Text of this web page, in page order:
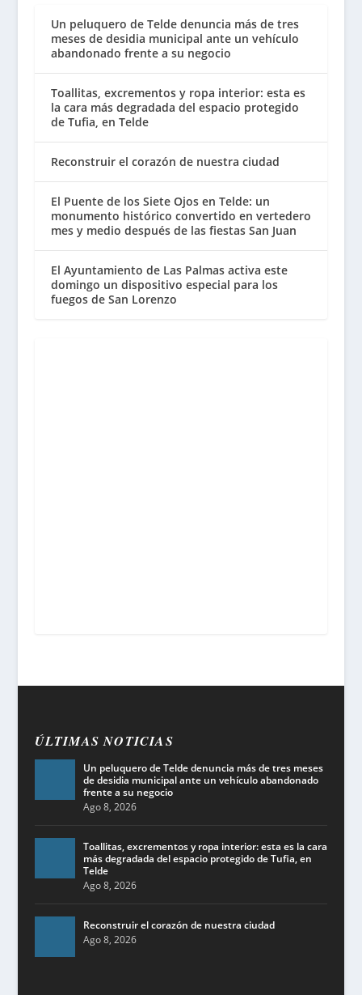
Un peluquero de Telde denuncia más de tres
meses de desidia municipal ante un vehículo
abandonado frente a su negocio
Toallitas, excrementos y ropa interior: esta es
la cara más degradada del espacio protegido
de Tufia, en Telde
Reconstruir el corazón de nuestra ciudad
El Puente de los Siete Ojos en Telde: un
monumento histórico convertido en vertedero
mes y medio después de las fiestas San Juan
El Ayuntamiento de Las Palmas activa este
domingo un dispositivo especial para los
fuegos de San Lorenzo
ÚLTIMAS NOTICIAS
Un peluquero de Telde denuncia más de tres meses
de desidia municipal ante un vehículo abandonado
frente a su negocio
Ago 8, 2026
Toallitas, excrementos y ropa interior: esta es la cara
más degradada del espacio protegido de Tufia, en
Telde
Ago 8, 2026
Reconstruir el corazón de nuestra ciudad
Ago 8, 2026